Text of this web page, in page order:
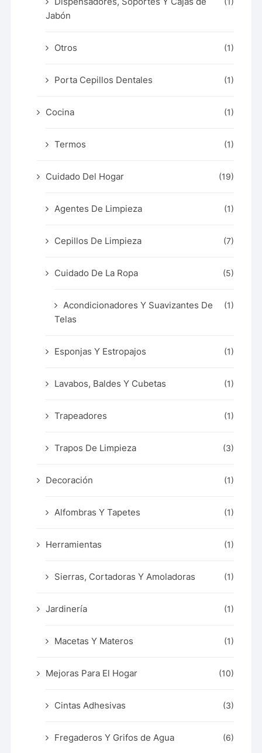
Jabón
(1)
Otros (1)
Porta Cepillos Dentales (1)
Cocina (1)
Termos (1)
Cuidado Del Hogar (19)
Agentes De Limpieza (1)
Cepillos De Limpieza (7)
Cuidado De La Ropa (5)
Acondicionadores Y Suavizantes De
Telas
(1)
Esponjas Y Estropajos (1)
Lavabos, Baldes Y Cubetas (1)
Trapeadores (1)
Trapos De Limpieza (3)
Decoración (1)
Alfombras Y Tapetes (1)
Herramientas (1)
Sierras, Cortadoras Y Amoladoras (1)
Jardinería (1)
Macetas Y Materos (1)
Mejoras Para El Hogar (10)
Cintas Adhesivas (3)
Fregaderos Y Grifos de Agua (6)